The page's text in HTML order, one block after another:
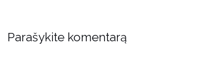
Parašykite komentarą